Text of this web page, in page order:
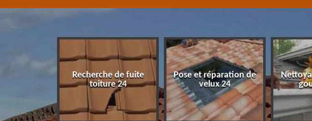
Recherche de fuite
toiture 24
Pose et réparation de
velux 24